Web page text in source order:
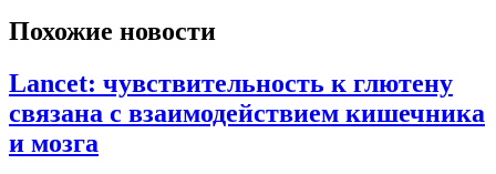
Похожие новости
Lancet: чувствительность к глютену
связана с взаимодействием кишечника
и мозга